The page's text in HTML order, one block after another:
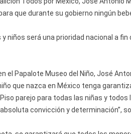
que durante su gobierno ningún
niños será una prioridad nacional a
el Papalote Museo del Niño, José
que nazca en México tenga
parejo para todas las niñas y todos
convicción y determinación”,